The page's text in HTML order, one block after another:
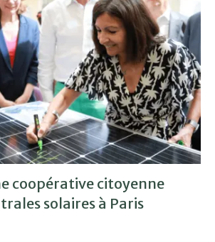
coopérative citoyenne
solaires à Paris